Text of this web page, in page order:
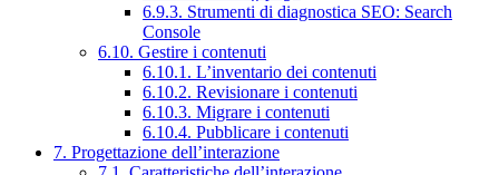
6.9.3. Strumenti di diagnostica SEO: Search
Console
6.10. Gestire i contenuti
6.10.1. L’inventario dei contenuti
6.10.2. Revisionare i contenuti
6.10.3. Migrare i contenuti
6.10.4. Pubblicare i contenuti
7. Progettazione dell’interazione